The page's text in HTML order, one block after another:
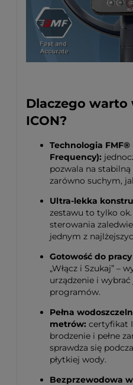
Dlaczego warto
ICON?
Technologia
Frequency):
pozwala na
zarówno suchym,
Ultra-lekka
zestawu to tylko ok.
sterowania
jednym z
Gotowość do
„Włącz i Szukaj” –
urządzenie i
programów.
Pełna
metrów: certyfikat
brodzenie i pełne
sprawdza się
płytkiej wody.
Bezprzewodowa